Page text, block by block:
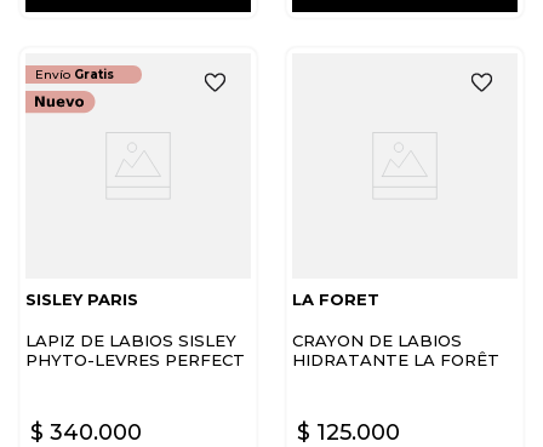
Envío Gratis
SISLEY PARIS
LAPIZ DE LABIOS SISLEY
PHYTO-LEVRES PERFECT
$ 340.000
LA FORET
CRAYON DE LABIOS
HIDRATANTE LA FORÊT
$ 125.000